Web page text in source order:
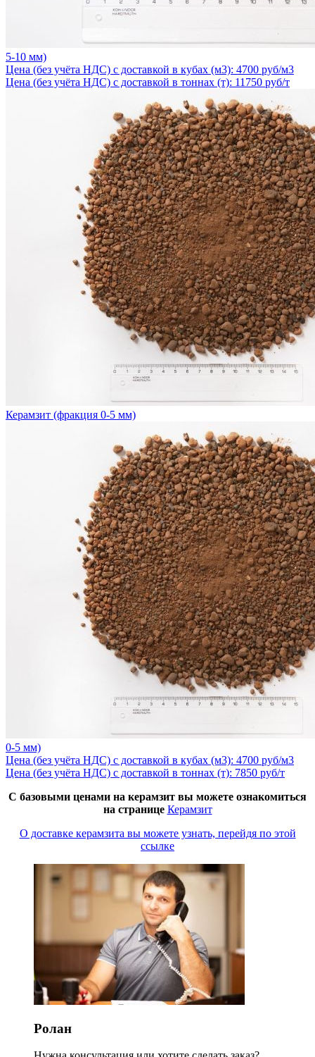
5-10 мм)
Цена (без учёта НДС) с доставкой в кубах (м3): 4700 руб/м3
Цена (без учёта НДС) с доставкой в тоннах (т): 11750 руб/т
Керамзит (фракция 0-5 мм)
0-5 мм)
Цена (без учёта НДС) с доставкой в кубах (м3): 4700 руб/м3
Цена (без учёта НДС) с доставкой в тоннах (т): 7850 руб/т
С базовыми ценами на керамзит вы можете ознакомиться
на странице Керамзит
О доставке керамзита вы можете узнать, перейдя по этой
ссылке
Ролан